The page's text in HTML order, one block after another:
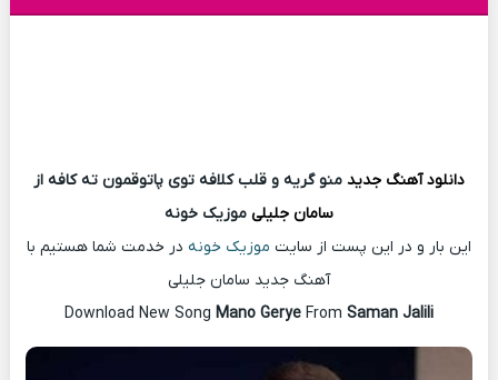
دانلود آهنگ جدید ﻣﻨﻮ ﮔﺮﻳﻪ و ﻗﻠﺐ ﻛﻠﺎﻓﻪ ﺗﻮی ﭘﺎﺗﻮﻗﻤﻮن ﺗﻪ ﻛﺎﻓﻪ از
سامان جلیلی موزیک خونه
این بار و در این پست از سایت موزیک خونه در خدمت شما هستیم با
آهنگ جدید سامان جلیلی
Download New Song Mano Gerye From Saman Jalili